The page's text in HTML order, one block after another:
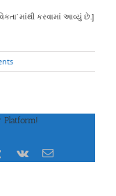
માંથી કરવામાં આવ્યું છે.]
Platform!
TumblrVk Email